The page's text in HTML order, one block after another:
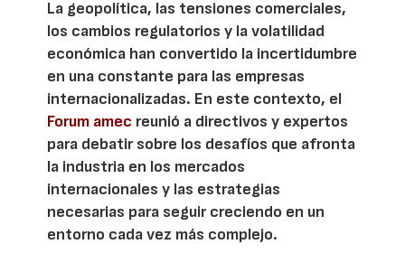
La geopolítica, las tensiones comerciales,
los cambios regulatorios y la volatilidad
económica han convertido la incertidumbre
en una constante para las empresas
internacionalizadas. En este contexto, el
Forum amec reunió a directivos y expertos
para debatir sobre los desafíos que afronta
la industria en los mercados
internacionales y las estrategias
necesarias para seguir creciendo en un
entorno cada vez más complejo.